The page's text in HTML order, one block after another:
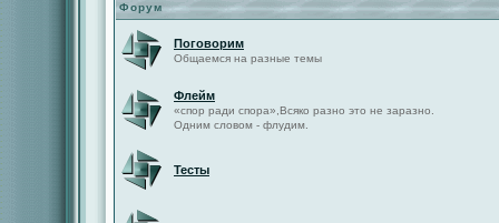
Форум
Поговорим
Общаемся на разные темы
Флейм
«спор ради спора»,Всяко разно это не заразно.
Одним словом - флудим.
Тесты